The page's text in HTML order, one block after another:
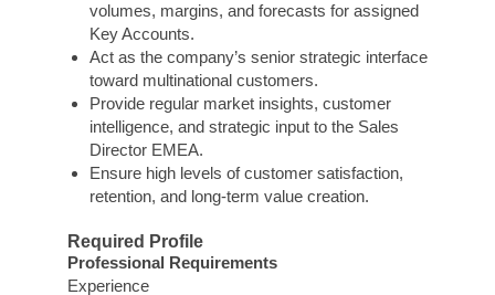
volumes, margins, and forecasts for assigned
Key Accounts.
Act as the company’s senior strategic interface
toward multinational customers.
Provide regular market insights, customer
intelligence, and strategic input to the Sales
Director EMEA.
Ensure high levels of customer satisfaction,
retention, and long-term value creation.
Required Profile
Professional Requirements
Experience